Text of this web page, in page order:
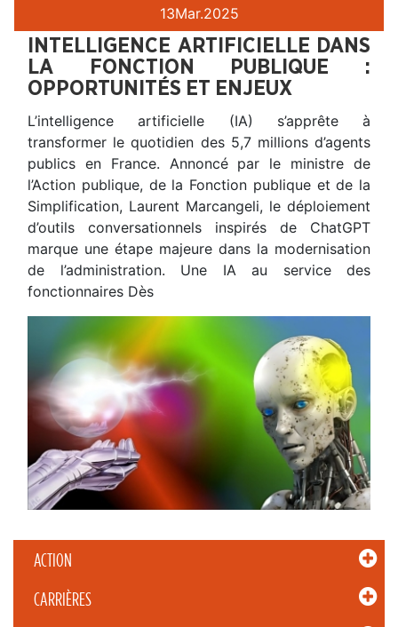
ACTION
CARRIÈRES
13Mar.2025
INTELLIGENCE ARTIFICIELLE DANS
LA FONCTION PUBLIQUE :
OPPORTUNITÉS ET ENJEUX
L’intelligence artificielle (IA) s’apprête à
transformer le quotidien des 5,7 millions d’agents
publics en France. Annoncé par le ministre de
l’Action publique, de la Fonction publique et de la
Simplification, Laurent Marcangeli, le déploiement
d’outils conversationnels inspirés de ChatGPT
marque une étape majeure dans la modernisation
de l’administration. Une IA au service des
fonctionnaires Dès